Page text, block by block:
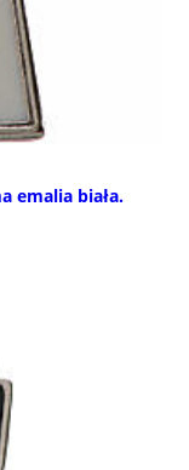
emalia biała.